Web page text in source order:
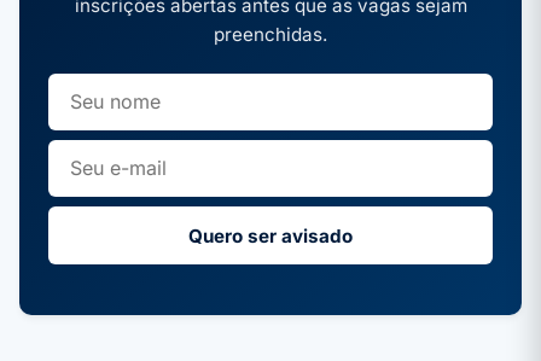
inscrições abertas antes que as vagas sejam
preenchidas.
Quero ser avisado